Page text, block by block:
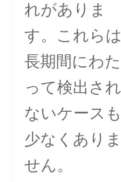
れがありま
す。これらは
長期間にわた
って検出され
ないケースも
少なくありま
せん。